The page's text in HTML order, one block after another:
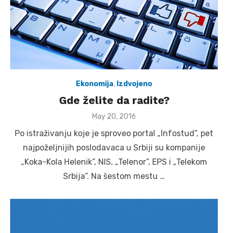
Ekonomija, Izdvojeno
Gde želite da radite?
Posted
May 20, 2016
Po istraživanju koje je sproveo portal „Infostud”, pet
najpoželjnijih poslodavaca u Srbiji su kompanije
„Koka-Kola Helenik”, NIS, „Telenor”, EPS i „Telekom
Srbija”. Na šestom mestu …